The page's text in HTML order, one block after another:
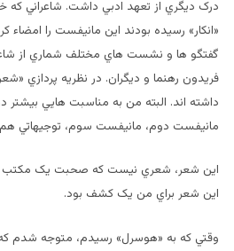
درک ديگري از تعهد ادبي داشت. شاعراني که
«انکار» رسيده بودند اين مانيفست را
گفتگو ها و نشست هاي مختلف شماري از
فريدون رهنما و ديگران. در نظريه پردازي
داشته اند. البته من به مناسبت هايي بيشتر
مانيفست دوم، مانيفست سوم، توجيهاتي هم
اين شعر، شعري نيست که صحبت يک مکتب
اين شعر براي من يک کشف بود.
وقتي که به «هوسرل» رسيدم، متوجه شدم که